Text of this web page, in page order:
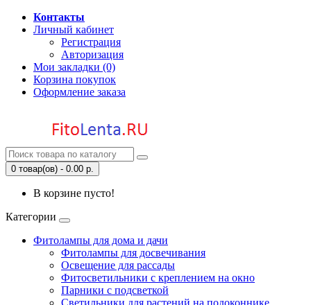
Контакты
Личный кабинет
Регистрация
Авторизация
Мои закладки (0)
Корзина покупок
Оформление заказа
0 товар(ов) - 0.00 р.
В корзине пусто!
Категории
Фитолампы для дома и дачи
Фитолампы для досвечивания
Освещение для рассады
Фитосветильники с креплением на окно
Парники с подсветкой
Светильники для растений на подоконнике